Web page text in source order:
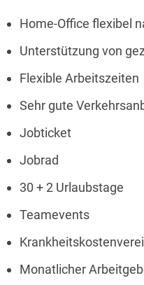
Home-Office flexibel
Unterstützung von
Flexible Arbeitszeiten
Sehr gute
Jobticket
Jobrad
30 + 2 Urlaubstage
Teamevents
Monatlicher